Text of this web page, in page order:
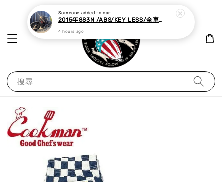
搜尋
Someone added to cart
2015年883N /ABS/KEY LESS/全車黑化,里程極少
4 hours ago